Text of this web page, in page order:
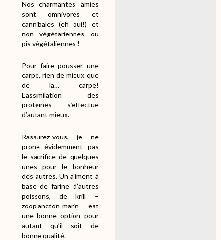
Nos charmantes amies
sont omnivores et
cannibales (eh oui!) et
non végétariennes ou
pis végétaliennes !
Pour faire pousser une
carpe, rien de mieux que
de la… carpe!
L’assimilation des
protéines s’effectue
d’autant mieux.
Rassurez-vous, je ne
prone évidemment pas
le sacrifice de quelques
unes pour le bonheur
des autres. Un aliment à
base de farine d’autres
poissons, de krill –
zooplancton marin – est
une bonne option pour
autant qu’il soit de
bonne qualité.